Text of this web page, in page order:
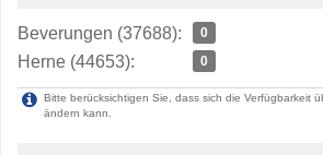
Beverungen (37688): 0
Herne (44653): 0
Bitte berücksichtigen Sie, dass sich die Verfügbarkeit
ändern kann.